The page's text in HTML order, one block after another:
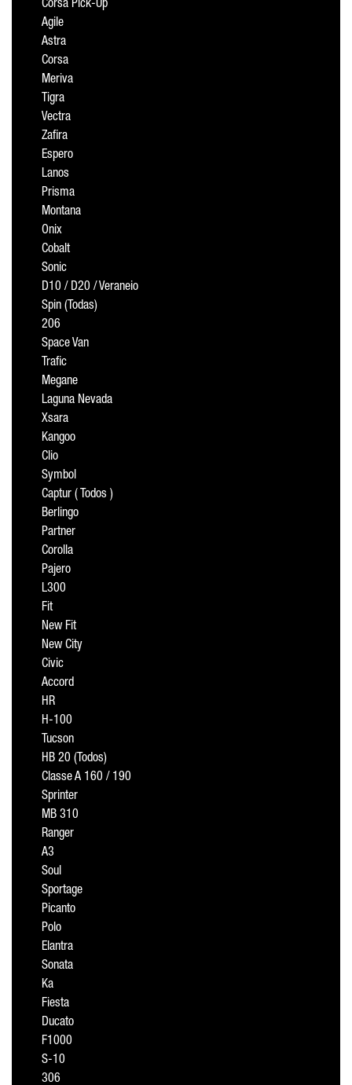
Corsa Pick-Up
Agile
Astra
Corsa
Meriva
Tigra
Vectra
Zafira
Espero
Lanos
Prisma
Montana
Onix
Cobalt
Sonic
D10 / D20 / Veraneio
Spin (Todas)
206
Space Van
Trafic
Megane
Laguna Nevada
Xsara
Kangoo
Clio
Symbol
Captur ( Todos )
Berlingo
Partner
Corolla
Pajero
L300
Fit
New Fit
New City
Civic
Accord
HR
H-100
Tucson
HB 20 (Todos)
Classe A 160 / 190
Sprinter
MB 310
Ranger
A3
Soul
Sportage
Picanto
Polo
Elantra
Sonata
Ka
Fiesta
Ducato
F1000
S-10
306